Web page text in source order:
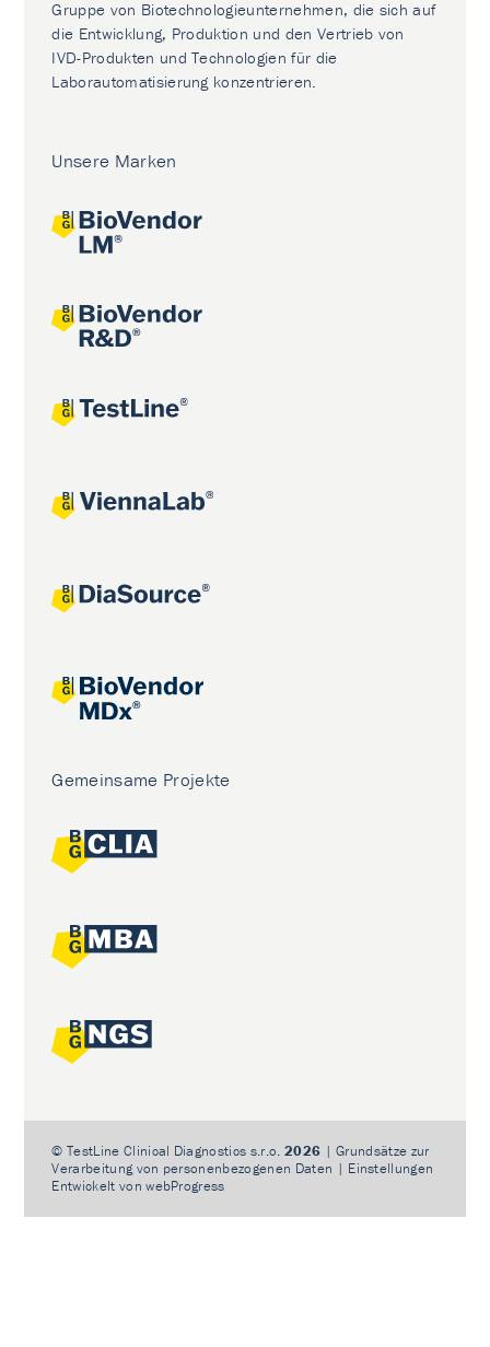
Gruppe von Biotechnologieunternehmen, die sich auf
die Entwicklung, Produktion und den Vertrieb von
IVD-Produkten und Technologien für die
Laborautomatisierung konzentrieren.
Unsere Marken
Gemeinsame Projekte
©TestLine Clinical Diagnostics s.r.o. 2026 |Grundsätze zur
Verarbeitung von personenbezogenen Daten | Einstellungen
Entwickelt vonwebProgress